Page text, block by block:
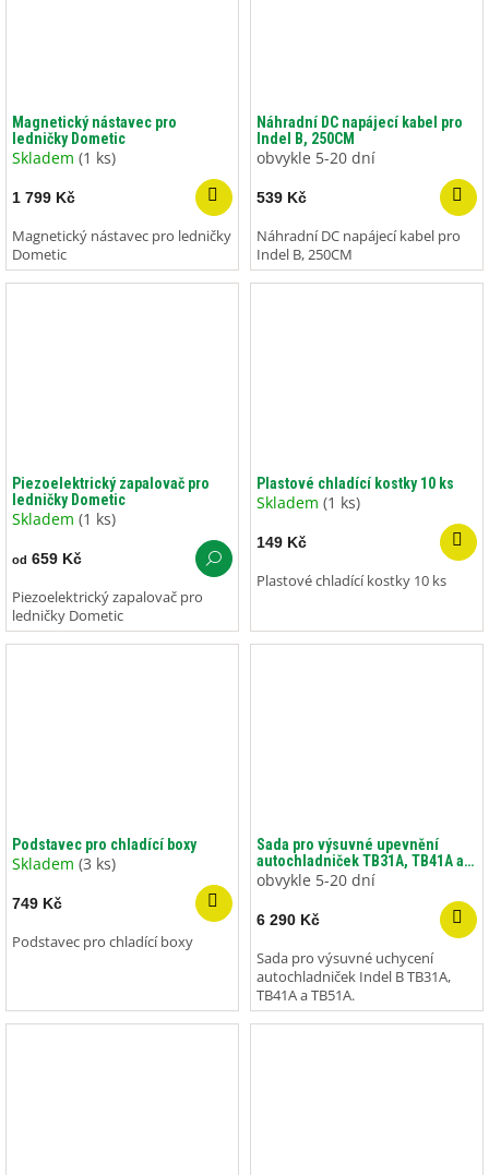
Magnetický nástavec pro
ledničky Dometic
Skladem (1 ks)
1 799 Kč
Magnetický nástavec pro ledničky
Dometic
Náhradní DC napájecí kabel pro
Indel B, 250CM
obvykle 5-20 dní
539 Kč
Náhradní DC napájecí kabel pro
Indel B, 250CM
Piezoelektrický zapalovač pro
ledničky Dometic
Skladem (1 ks)
od 659 Kč
Piezoelektrický zapalovač pro
ledničky Dometic
Plastové chladící kostky 10 ks
Skladem (1 ks)
149 Kč
Plastové chladící kostky 10 ks
Podstavec pro chladící boxy
Skladem (3 ks)
749 Kč
Podstavec pro chladící boxy
Sada pro výsuvné upevnění
autochladniček TB31A, TB41A a
TB51A
obvykle 5-20 dní
6 290 Kč
Sada pro výsuvné uchycení
autochladniček Indel B TB31A,
TB41A a TB51A.